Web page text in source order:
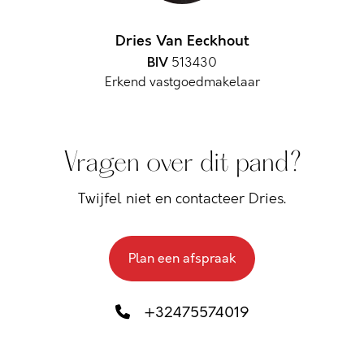
Dries Van Eeckhout
BIV 513430
Erkend vastgoedmakelaar
Vragen over dit pand?
Twijfel niet en contacteer Dries.
Plan een afspraak
+32475574019